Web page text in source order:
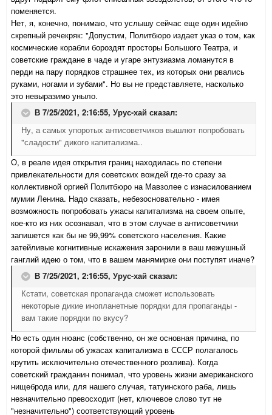
поменяется.
Нет, я, конечно, понимаю, что услышу сейчас еще один идейно
скрепный речекряк: "Допустим, Политбюро издает указ о том, как
космические корабли бороздят просторы Большого Театра, и
советские граждане в чаде и угаре энтузиазма ломанутся в
перди на пару порядков страшнее тех, из которых они рвались
руками, ногами и зубами". Но вы не представляете, насколько
это невыразимо уныло.
В 7/25/2021, 2:16:55, Урус-хай сказал:
Ну, а самых упоротых антисоветчиков вышлют попробовать
"сладости" дикого капитализма..
О, в реале идея открытия границ находилась по степени
привлекательности для советских вождей где-то сразу за
коллективной оргией Политбюро на Мавзолее с изнасилованием
мумии Ленина. Надо сказать, небезосновательно - имея
возможность попробовать ужасы капитализма на своем опыте,
кое-кто из них осознавал, что в этом случае в антисоветчики
запишется как бы не 99,99% советского населения. Какие
затейливые когнитивные искажения заронили в ваш межушный
ганглий идею о том, что в вашем манямирке они поступят иначе?
В 7/25/2021, 2:16:55, Урус-хай сказал:
Кстати, советская пропаганда сможет использовать
некоторые дикие инопланетные порядки для пропаганды -
вам такие порядки по вкусу?
Но есть один нюанс (собственно, он же основная причина, по
которой фильмы об ужасах капитализма в СССР полагалось
крутить исключительно отечественного розлива). Когда
советский гражданин понимал, что уровень жизни американского
нищеброда или, для нашего случая, татуинского раба, лишь
незначительно превосходит (нет, ключевое слово тут не
"незначительно") соответствующий уровень